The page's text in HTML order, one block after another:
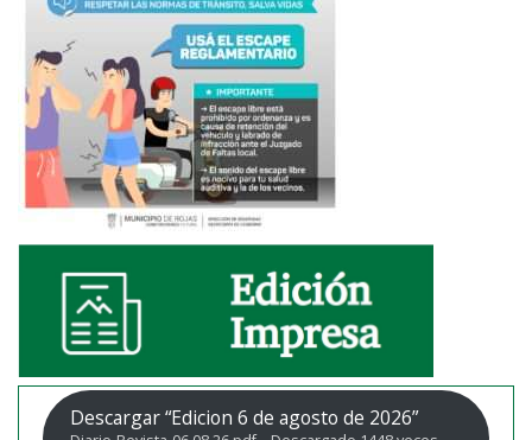
Descargar “Edicion 6 de agosto de 2026”